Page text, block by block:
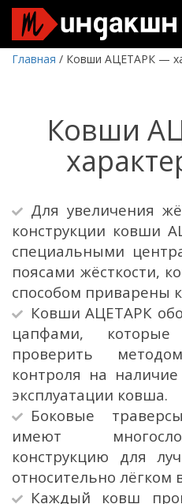
Главная / Ковши АЦЕТАРК —
Ковши
Для увеличения
конструкции ковши
специальными
поясами жёсткости,
способом приварены
Ковши АЦЕТАРК
цапфами,
проверить
контроля на
эксплуатации ковша.
Боковые
имеют
конструкцию для
относительно лёгком
Каждый ковш